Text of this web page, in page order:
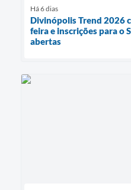
Há 6 dias
Divinópolis Trend 2026
feira e inscrições para o
abertas